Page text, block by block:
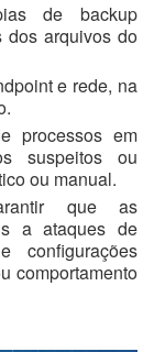
de backup
dos arquivos do
e rede, na
processos em
suspeitos ou
ou manual.
que as
a ataques de
configurações
comportamento